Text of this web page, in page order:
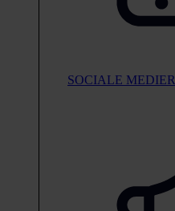
SOCIALE MEDIER